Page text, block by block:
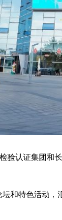
验认证集团和
和特色活动